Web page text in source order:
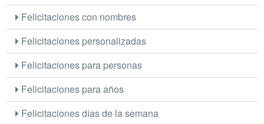
Felicitaciones con nombres
Felicitaciones personalizadas
Felicitaciones para personas
Felicitaciones para años
Felicitaciones días de la semana